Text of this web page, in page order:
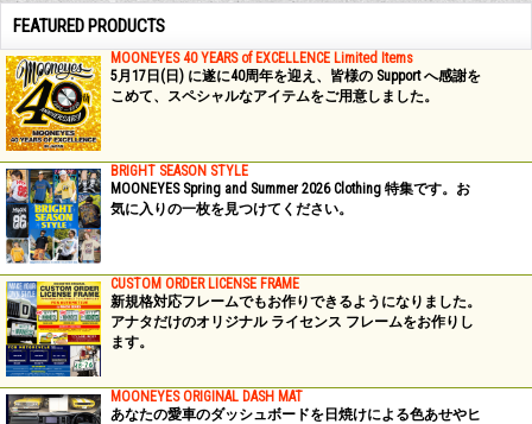
FEATURED PRODUCTS
MOONEYES 40 YEARS of EXCELLENCE Limited Items
5月17日(日) に遂に40周年を迎え、皆様の Support へ感謝を
こめて、スペシャルなアイテムをご用意しました。
BRIGHT SEASON STYLE
MOONEYES Spring and Summer 2026 Clothing 特集です。お
気に入りの一枚を見つけてください。
CUSTOM ORDER LICENSE FRAME
新規格対応フレームでもお作りできるようになりました。
アナタだけのオリジナル ライセンス フレームをお作りし
ます。
MOONEYES ORIGINAL DASH MAT
あなたの愛車のダッシュボードを日焼けによる色あせやヒ